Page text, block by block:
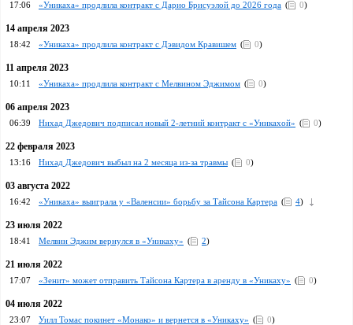
17:06 «Уникаха» продлила контракт с Дарио Брисуэлой до 2026 года ( 0)
14 апреля 2023
18:42 «Уникаха» продлила контракт с Дэвидом Кравишем ( 0)
11 апреля 2023
10:11 «Уникаха» продлила контракт с Мелвином Эджимом ( 0)
06 апреля 2023
06:39 Нихад Джедович подписал новый 2-летний контракт с «Уникахой» ( 0)
22 февраля 2023
13:16 Нихад Джедович выбыл на 2 месяца из-за травмы ( 0)
03 августа 2022
16:42 «Уникаха» выиграла у «Валенсии» борьбу за Тайсона Картера ( 4)
23 июля 2022
18:41 Мелвин Эджим вернулся в «Уникаху» ( 2)
21 июля 2022
17:07 «Зенит» может отправить Тайсона Картера в аренду в «Уникаху» ( 0)
04 июля 2022
23:07 Уилл Томас покинет «Монако» и вернется в «Уникаху» ( 0)